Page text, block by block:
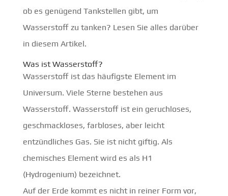
ob es genügend Tankstellen gibt, um
Wasserstoff zu tanken? Lesen Sie alles darüber
in diesem Artikel.
Was ist Wasserstoff?
Wasserstoff ist das häufigste Element im
Universum. Viele Sterne bestehen aus
Wasserstoff. Wasserstoff ist ein geruchloses,
geschmackloses, farbloses, aber leicht
entzündliches Gas. Sie ist nicht giftig. Als
chemisches Element wird es als H1
(Hydrogenium) bezeichnet.
Auf der Erde kommt es nicht in reiner Form vor,